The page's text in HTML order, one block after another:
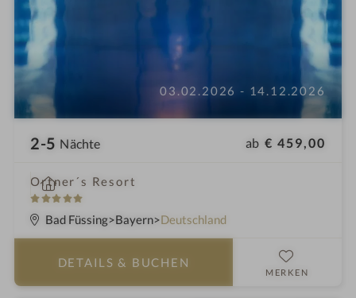
03.02.2026 - 14.12.2026
2-5 Nächte ab € 459,00
Ortner´s Resort
5
S
t
i
n
Bad Füssing Bayern Deutschland
DETAILS & BUCHEN
MERKEN